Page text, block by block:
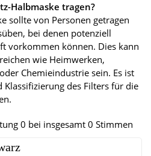
Halbmaske tragen?
sollte von Personen getragen
bei denen potenziell
vorkommen können. Dies kann
wie Heimwerken,
Chemieindustrie sein. Es ist
des Filters für die
0 bei insgesamt0 Stimmen